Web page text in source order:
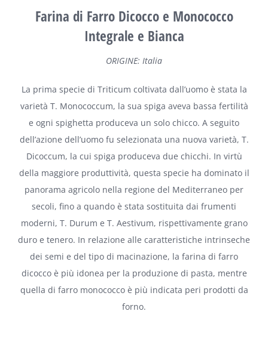
Farina di Farro Dicocco e Monococco
Integrale e Bianca
ORIGINE: Italia
La prima specie di Triticum coltivata dall’uomo è stata la
varietà T. Monococcum, la sua spiga aveva bassa fertilità
e ogni spighetta produceva un solo chicco. A seguito
dell’azione dell’uomo fu selezionata una nuova varietà, T.
Dicoccum, la cui spiga produceva due chicchi. In virtù
della maggiore produttività, questa specie ha dominato il
panorama agricolo nella regione del Mediterraneo per
secoli, fino a quando è stata sostituita dai frumenti
moderni, T. Durum e T. Aestivum, rispettivamente grano
duro e tenero. In relazione alle caratteristiche intrinseche
dei semi e del tipo di macinazione, la farina di farro
dicocco è più idonea per la produzione di pasta, mentre
quella di farro monococco è più indicata peri prodotti da
forno.